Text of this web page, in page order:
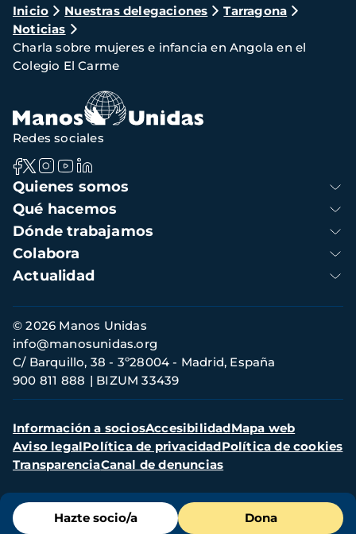
Ruta
de
navegación
Inicio Nuestras delegaciones
Tarragona
Noticias
Charla sobre mujeres e infancia en Angola en el
Colegio El Carme
Menú
de
Hazte socio/a Dona
Navegación
principal
Quienes somos
Qué hacemos
Dónde trabajamos
Colabora
Actualidad
Redes sociales
Información
de
contacto
© 2026 Manos Unidas
C/ Barquillo, 38 - 3º28004 - Madrid, España
900 811 888
BIZUM 33439
info@manosunidas.org
Menú
secundario
Información a sociosAccesibilidadMapa web
Aviso legalPolítica de privacidadPolítica de cookies
TransparenciaCanal de denuncias